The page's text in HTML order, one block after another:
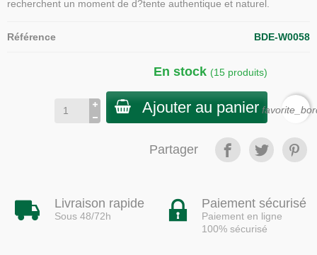
recherchent un moment de d?tente authentique et naturel.
Référence BDE-W0058
En stock (15 produits)
Ajouter au panier
Partager
Livraison rapide
Sous 48/72h
Paiement sécurisé
Paiement en ligne
100% sécurisé